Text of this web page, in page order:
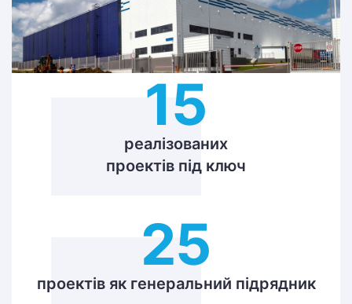
15
реалізованих
проектів під ключ
25
проектів як генеральний підрядник